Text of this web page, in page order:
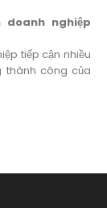
nghiệp
tiếp cận nhiều
thành công của